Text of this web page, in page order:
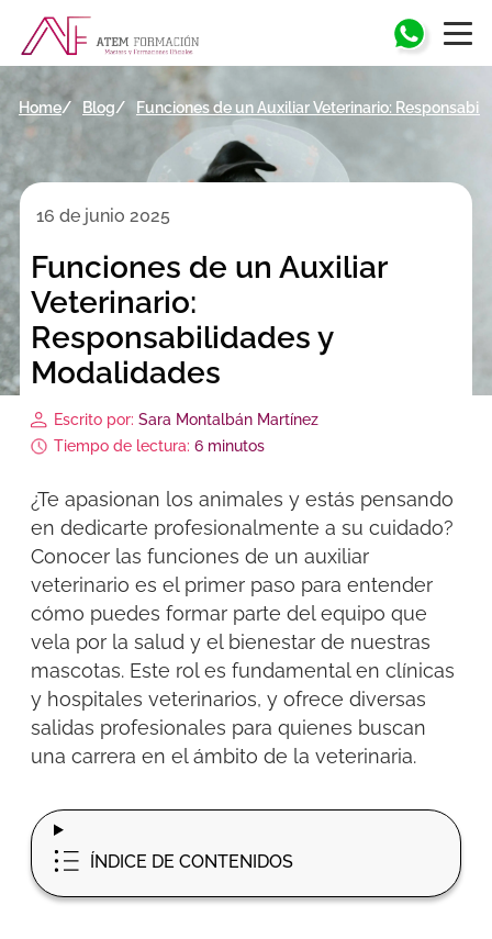
Home Blog Funciones de un Auxiliar Veterinario:
16 de junio 2025
Funciones de un Auxiliar
Veterinario:
Responsabilidades y
Modalidades
Escrito por: Sara Montalbán Martínez
Tiempo de lectura: 6 minutos
¿Te apasionan los animales y estás pensando
en dedicarte profesionalmente a su cuidado?
Conocer las funciones de un auxiliar
veterinario es el primer paso para entender
cómo puedes formar parte del equipo que
vela por la salud y el bienestar de nuestras
mascotas. Este rol es fundamental en clínicas
y hospitales veterinarios, y ofrece diversas
salidas profesionales para quienes buscan
una carrera en el ámbito de la veterinaria.
ÍNDICE DE CONTENIDOS